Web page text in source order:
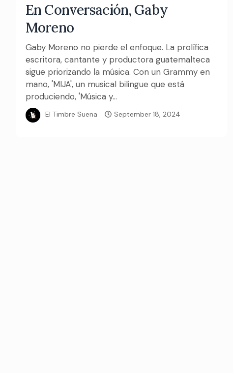
En Conversación, Gaby
Moreno
Gaby Moreno no pierde el enfoque. La prolífica
escritora, cantante y productora guatemalteca
sigue priorizando la música. Con un Grammy en
mano, 'MIJA', un musical bilingue que está
produciendo, 'Música y...
El Timbre Suena September 18, 2024